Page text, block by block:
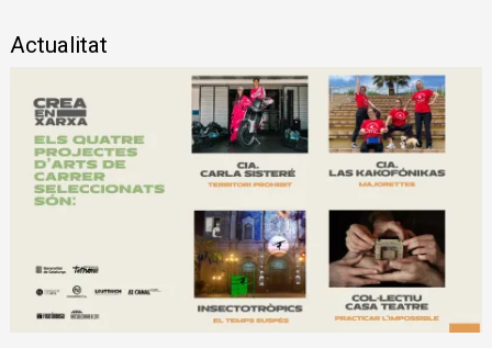
Actualitat